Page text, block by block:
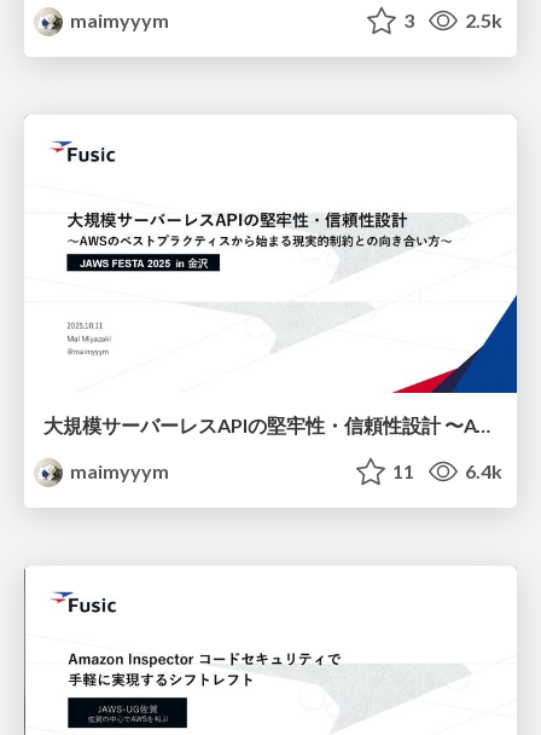
maimyyym
3 2.5k
大規模サーバーレスAPIの堅牢性・信頼性設計 〜AWSのベストプラクティスから始まる現実的制約との向き合い方〜
maimyyym
11 6.4k